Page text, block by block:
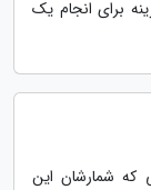
برای انجام یک
که شمارشان این